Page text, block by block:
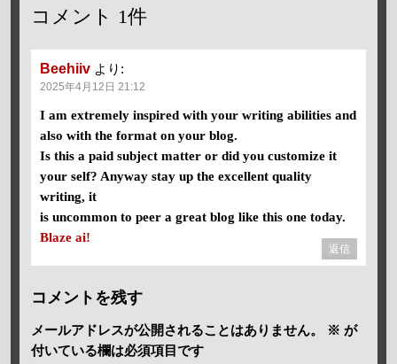
コメント 1件
Beehiiv より:
2025年4月12日 21:12
I am extremely inspired with your writing abilities and
also with the format on your blog.
Is this a paid subject matter or did you customize it
your self? Anyway stay up the excellent quality
writing, it
is uncommon to peer a great blog like this one today.
Blaze ai!
返信
コメントを残す
メールアドレスが公開されることはありません。 ※ が
付いている欄は必須項目です